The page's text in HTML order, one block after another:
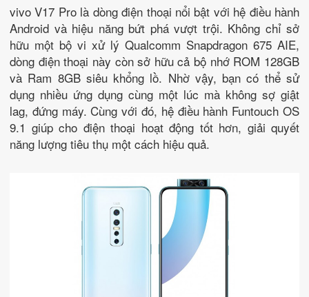
vivo V17 Pro là dòng điện thoại nổi bật với hệ điều hành
Android và hiệu năng bứt phá vượt trội. Không chỉ sở
hữu một bộ vi xử lý Qualcomm Snapdragon 675 AIE,
dòng điện thoại này còn sở hữu cả bộ nhớ ROM 128GB
và Ram 8GB siêu khổng lồ. Nhờ vậy, bạn có thể sử
dụng nhiều ứng dụng cùng một lúc mà không sợ giật
lag, đứng máy. Cùng với đó, hệ điều hành Funtouch OS
9.1 giúp cho điện thoại hoạt động tốt hơn, giải quyết
năng lượng tiêu thụ một cách hiệu quả.